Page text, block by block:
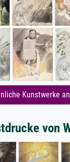
Kunstwerke
von